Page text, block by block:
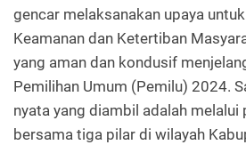
gencar melaksanakan upaya
Keamanan dan Ketertiban
yang aman dan kondusif
Pemilihan Umum (Pemilu) 2024.
nyata yang diambil adalah melalui
bersama tiga pilar di wilayah